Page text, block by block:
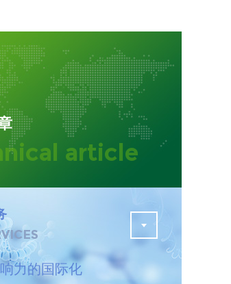
更多
轨道交通变形监测
固废处理工程
更多
线咨询
article
力的国际化